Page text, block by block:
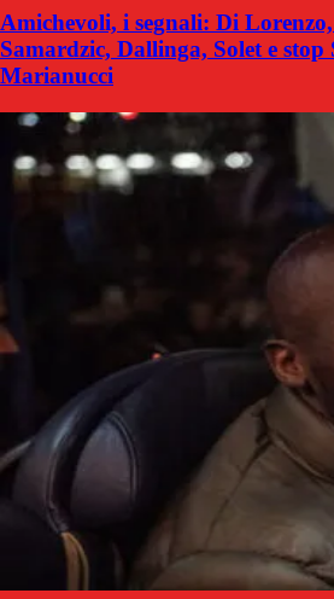
Amichevoli, i segnali: Di
Samardzic, Dallinga, Solet e stop
Marianucci